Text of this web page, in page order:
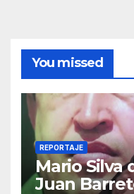
You missed
REPORTAJE
Mario Silva
Juan